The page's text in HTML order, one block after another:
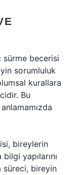
sürme becerisi
sorumluluk
kurallara
Bu
bireylerin
yapılarını
süreci, bireyin